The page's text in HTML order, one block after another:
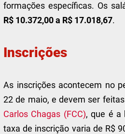
formações específicas. Os
R$ 10.372,00 a R$ 17.018,67.
Inscrições
As inscrições acontecem no
22 de maio, e devem ser
Carlos Chagas (FCC), que é a
taxa de inscrição varia de R$